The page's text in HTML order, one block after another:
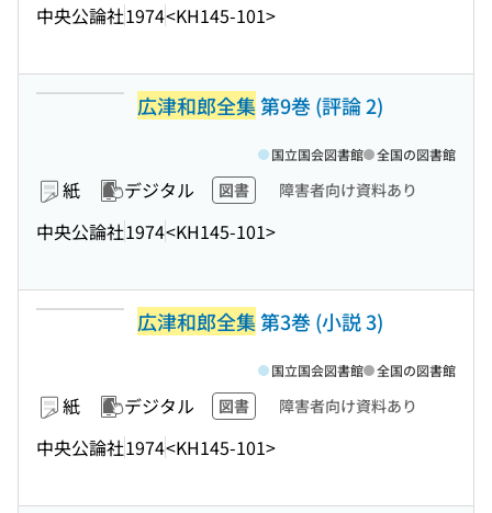
中央公論社1974<KH145-101>
広津和郎全集第9巻 (評論 2)
紙 デジタル 図書 障害者向け資料あり
中央公論社1974<KH145-101>
国立国会図書館 全国の図書館
広津和郎全集第3巻 (小説 3)
紙 デジタル 図書 障害者向け資料あり
中央公論社1974<KH145-101>
国立国会図書館 全国の図書館